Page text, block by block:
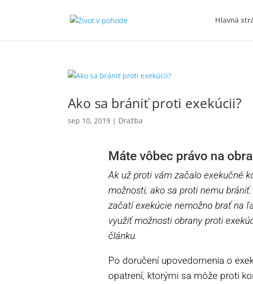
Hlavná
Ako sa brániť proti exekúcii?
sep 10, 2019 | Dražba
Máte vôbec právo na
Ak už proti vám začalo exekučné
možnosti, ako sa proti nemu
začatí exekúcie nemožno brať na
využiť možnosti obrany proti
článku.
Po doručení upovedomenia o
opatrení, ktorými sa môže proti